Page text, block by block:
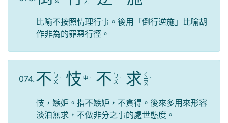
ㄥ
比喻不按照情理行事。後用「倒行逆施」比喻胡
作非為的罪惡行徑。
074. 不 ㄅ
ㄨ ˋ 忮 ㄓ ˋ 不 ㄅ
ㄨ ˋ 求 ㄑ
ㄧ
ㄡ
ˊ
忮，嫉妒。指不嫉妒，不貪得。後來多用來形容
淡泊無求，不做非分之事的處世態度。